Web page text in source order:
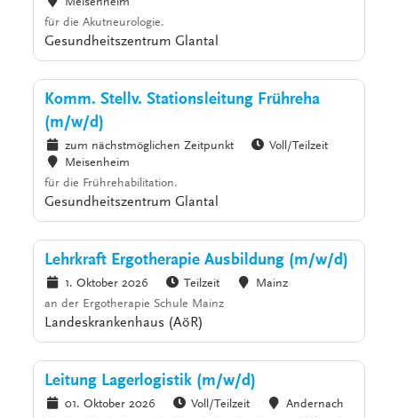
Meisenheim
für die Akutneurologie.
Gesundheitszentrum Glantal
Komm. Stellv. Stationsleitung Frühreha
(m/w/d)
zum nächstmöglichen Zeitpunkt
Voll/Teilzeit
Meisenheim
für die Frührehabilitation.
Gesundheitszentrum Glantal
Lehrkraft Ergotherapie Ausbildung (m/w/d)
1. Oktober 2026 Teilzeit
Mainz
an der Ergotherapie Schule Mainz
Landeskrankenhaus (AöR)
Leitung Lagerlogistik (m/w/d)
01. Oktober 2026 Voll/Teilzeit
Andernach